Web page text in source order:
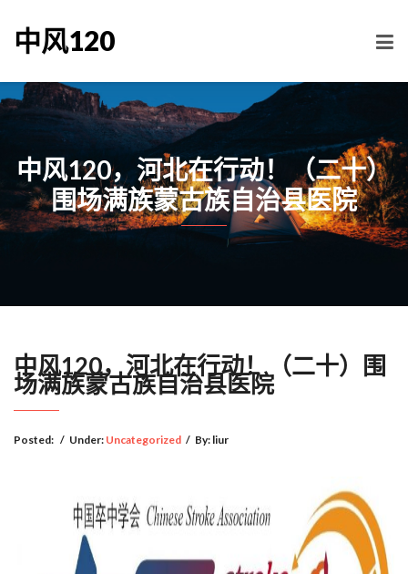
中风120
中风120，河北在行动！（二十）
围场满族蒙古族自治县医院
中风120，河北在行动！（二十）围
场满族蒙古族自治县医院
Posted: / Under: Uncategorized / By: liur